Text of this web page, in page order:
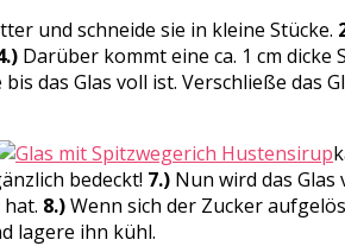
und schneide sie in kleine Stücke.
Darüber kommt eine ca. 1 cm dicke
das Glas voll ist. Verschließe das
bedeckt! 7.) Nun wird das Glas
8.)Wenn sich der Zucker
lagere ihn kühl.